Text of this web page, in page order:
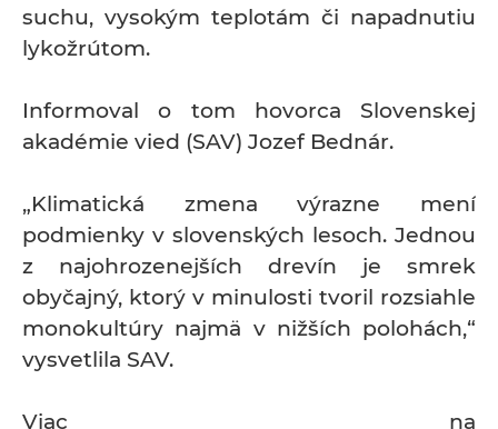
suchu, vysokým teplotám či napadnutiu
lykožrútom.
Informoval o tom hovorca Slovenskej
akadémie vied (SAV) Jozef Bednár.
„Klimatická zmena výrazne mení
podmienky v slovenských lesoch. Jednou
z najohrozenejších drevín je smrek
obyčajný, ktorý v minulosti tvoril rozsiahle
monokultúry najmä v nižších polohách,“
vysvetlila SAV.
Viac na